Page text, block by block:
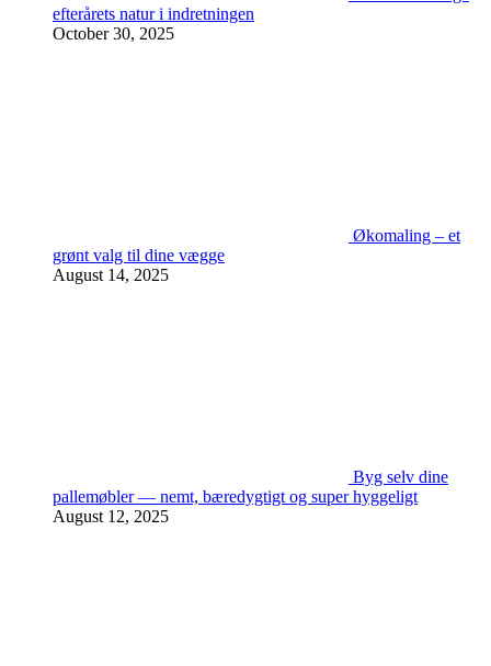
efterårets natur i indretningen
October 30, 2025
Økomaling – et
grønt valg til dine vægge
August 14, 2025
Byg selv dine
pallemøbler — nemt, bæredygtigt og super hyggeligt
August 12, 2025